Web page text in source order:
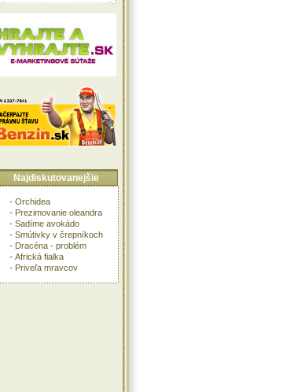
Najdiskutovanejšie
- Orchidea
- Prezimovanie oleandra
- Sadíme avokádo
- Smútivky v črepníkoch
- Dracéna - problém
- Africká fialka
- Priveľa mravcov